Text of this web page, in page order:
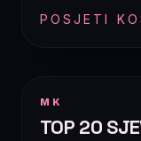
POSJETI
MK
TOP 20